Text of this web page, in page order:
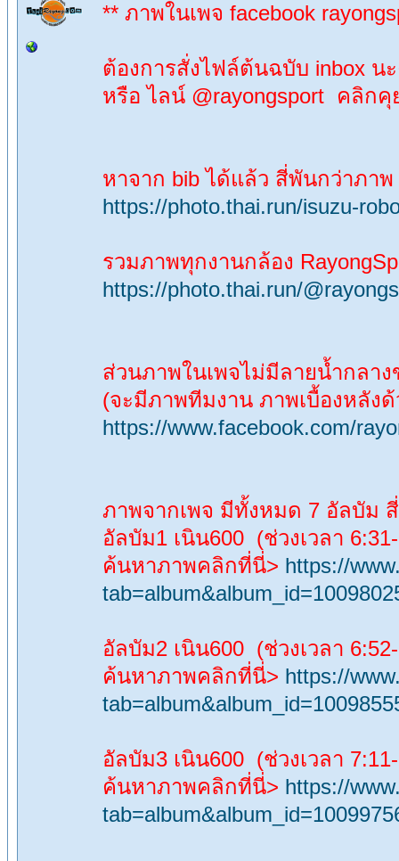
** ภาพในเพจ facebook
ต้องการสั่งไฟล์ต้นฉบับ inbox น
หรือ ไลน์ @rayongsport คลิกคุ
หาจาก bib ได้แล้ว สี่พันกว่าภาพ
https://photo.thai.run/isuzu-
รวมภาพทุกงานกล้อง
https://photo.thai.run/
ส่วนภาพในเพจไม่มีลายน้ำกลา
(จะมีภาพทีมงาน ภาพเบื้องหลัง
https://www.facebook.com/
ภาพจากเพจ มีทั้งหมด 7 อัลบัม
อัลบัม1 เนิน600 (ช่วงเวลา
ค้นหาภาพคลิกที่นี่> https://
อัลบัม2 เนิน600 (ช่วงเวลา
ค้นหาภาพคลิกที่นี่> https://
อัลบัม3 เนิน600 (ช่วงเวลา
ค้นหาภาพคลิกที่นี่> https://